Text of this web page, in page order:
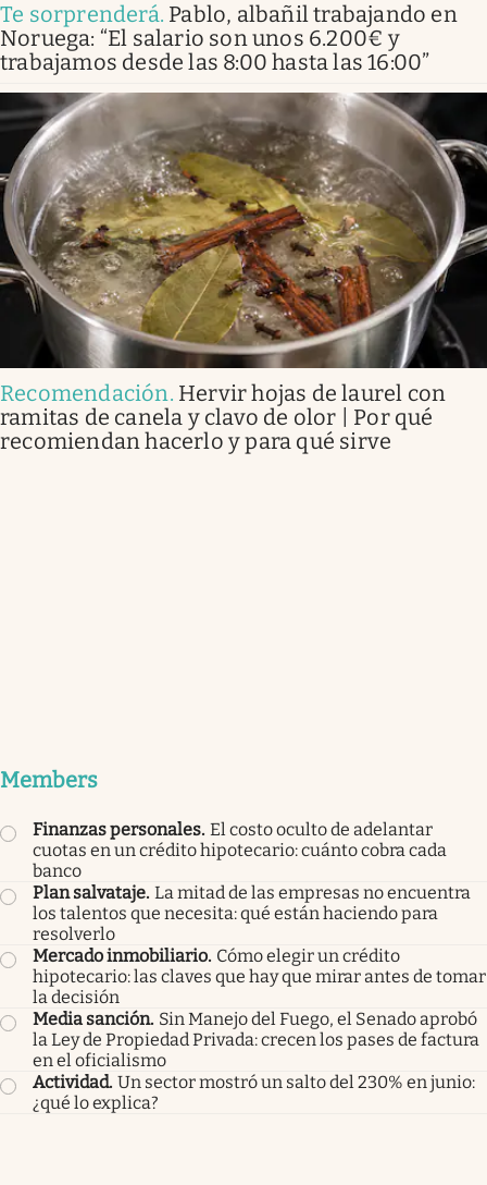
Te sorprenderá. Pablo, albañil trabajando en
Noruega: “El salario son unos 6.200€ y
trabajamos desde las 8:00 hasta las 16:00”
Recomendación. Hervir hojas de laurel con
ramitas de canela y clavo de olor | Por qué
recomiendan hacerlo y para qué sirve
Members
Finanzas personales. El costo oculto de adelantar
cuotas en un crédito hipotecario: cuánto cobra cada
banco
Plan salvataje. La mitad de las empresas no encuentra
los talentos que necesita: qué están haciendo para
resolverlo
Mercado inmobiliario. Cómo elegir un crédito
hipotecario: las claves que hay que mirar antes de tomar
la decisión
Media sanción. Sin Manejo del Fuego, el Senado aprobó
la Ley de Propiedad Privada: crecen los pases de factura
en el oficialismo
Actividad. Un sector mostró un salto del 230% en junio:
¿qué lo explica?